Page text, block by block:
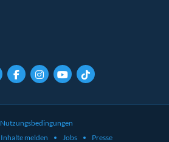
Nutzungsbedingungen
Inhalte melden Jobs Presse